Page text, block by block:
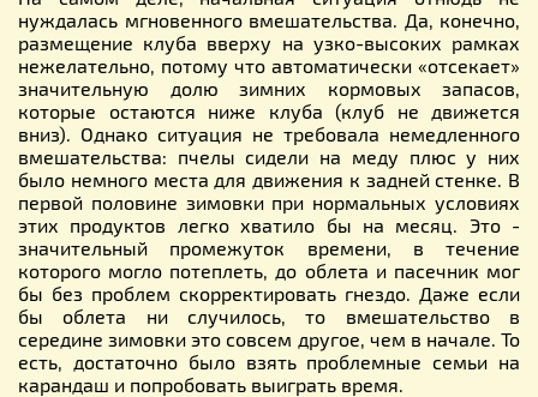
нуждалась мгновенного вмешательства. Да, конечно,
размещение клуба вверху на узко-высоких рамках
нежелательно, потому что автоматически «отсекает»
значительную долю зимних кормовых запасов,
которые остаются ниже клуба (клуб не движется
вниз). Однако ситуация не требовала немедленного
вмешательства: пчелы сидели на меду плюс у них
было немного места для движения к задней стенке. В
первой половине зимовки при нормальных условиях
этих продуктов легко хватило бы на месяц. Это -
значительный промежуток времени, в течение
которого могло потеплеть, до облета и пасечник мог
бы без проблем скорректировать гнездо. Даже если
бы облета ни случилось, то вмешательство в
середине зимовки это совсем другое, чем в начале. То
есть, достаточно было взять проблемные семьи на
карандаш и попробовать выиграть время.